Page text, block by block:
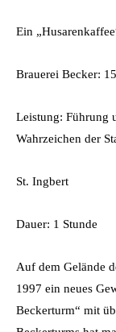
Ein
Brauerei Becker:
Leistung: Führung
Wahrzeichen der
St. Ingbert
Dauer: 1 Stunde
Auf dem Gelände
1997 ein neues
Beckerturm“ mit